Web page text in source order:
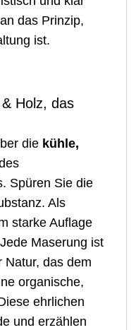
das Prinzip,
ist.
Holz, das
die kühle,
Spüren Sie die
Als
starke Auflage
Maserung ist
Natur, das dem
organische,
ehrlichen
und erzählen